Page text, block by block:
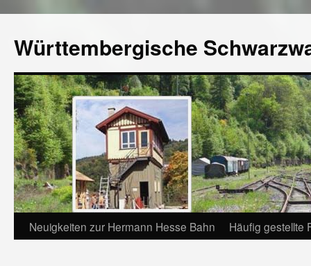
Württembergische
Neuigkeiten zur Hermann Hesse Bahn Häufig gestellte